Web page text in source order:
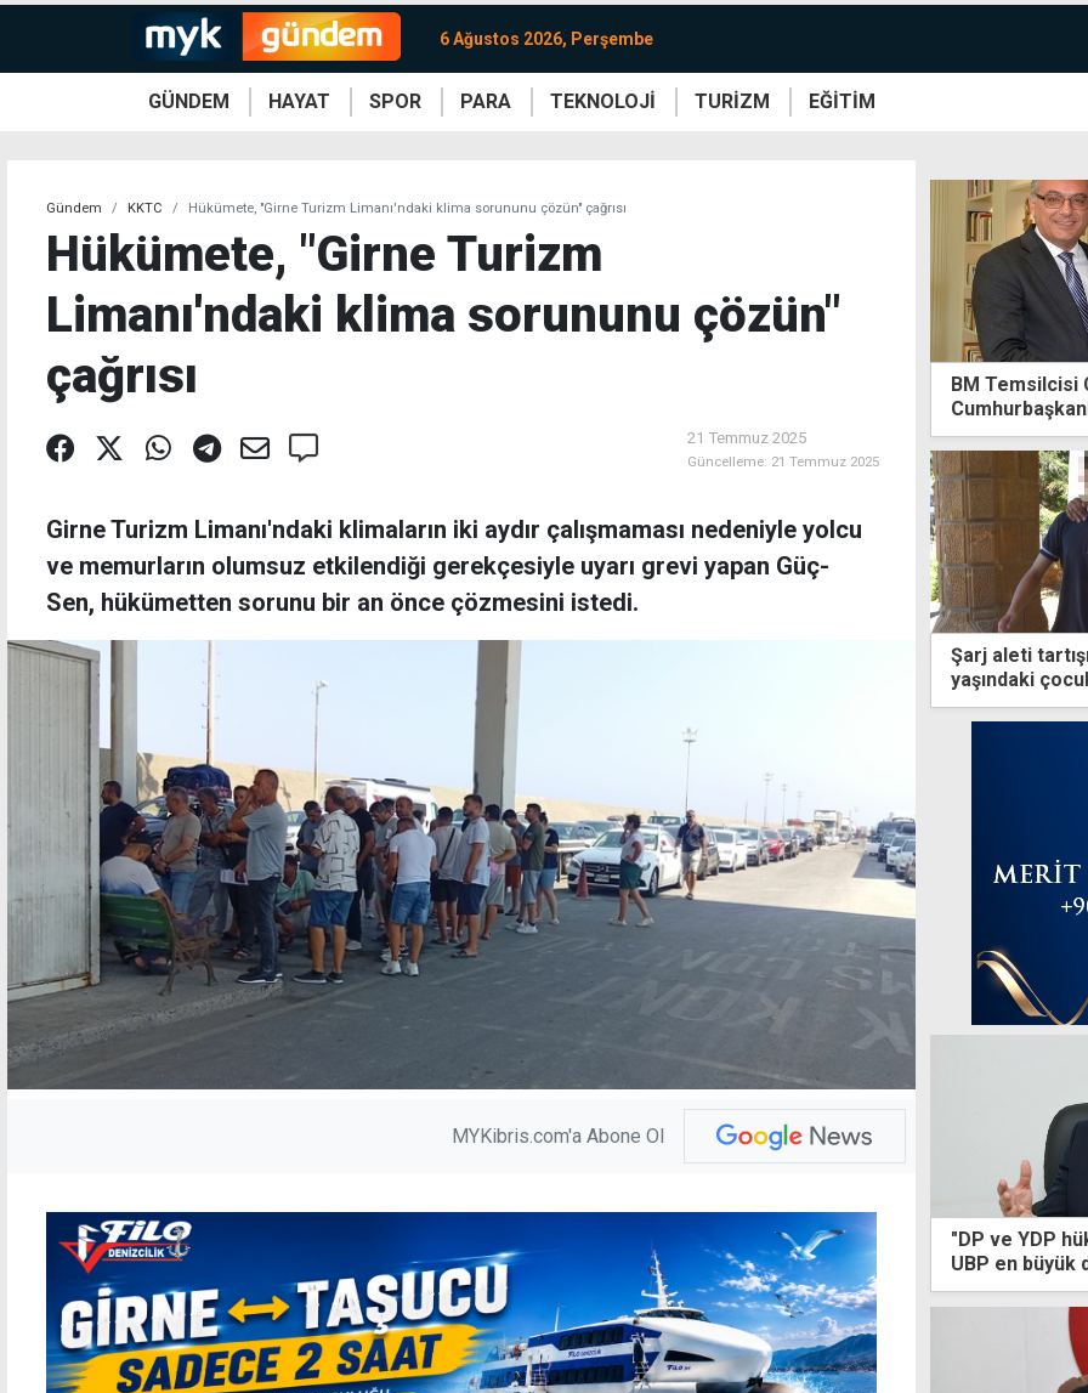
6 Ağustos 2026, Perşembe
GÜNDEM HAYAT SPOR PARA TEKNOLOJİ TURİZM EĞİTİM
Gündem KKTC Hükümete, "Girne Turizm Limanı'ndaki klima sorununu çözün" çağrısı
Hükümete, "Girne Turizm
Limanı'ndaki klima sorununu çözün"
çağrısı
21 Temmuz 2025
Güncelleme: 21 Temmuz 2025
Girne Turizm Limanı'ndaki klimaların iki aydır çalışmaması nedeniyle yolcu
ve memurların olumsuz etkilendiği gerekçesiyle uyarı grevi yapan Güç-
Sen, hükümetten sorunu bir an önce çözmesini istedi.
MYKibris.com'a Abone Ol
BM Temsilcisi
Şarj aleti
yaşındaki
"DP ve YDP
UBP en büyük